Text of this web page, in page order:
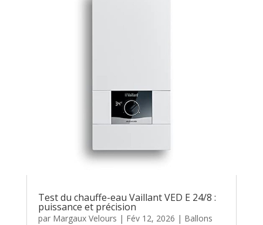
Test du chauffe-eau Vaillant VED E 24/8 :
puissance et précision
par Margaux Velours | Fév 12, 2026 | Ballons